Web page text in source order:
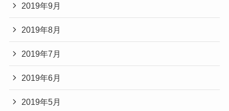
2019年9月
2019年8月
2019年7月
2019年6月
2019年5月